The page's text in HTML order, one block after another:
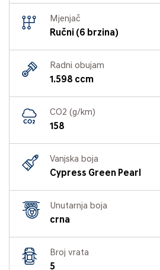
Mjenjač
Ručni (6 brzina)
Radni obujam
1.598 ccm
CO2 (g/km)
158
Vanjska boja
Cypress Green Pearl
Unutarnja boja
crna
Broj vrata
5